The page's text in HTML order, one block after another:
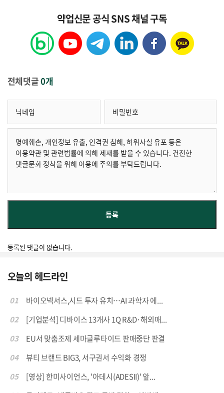
약업신문 공식 SNS 채널 구독
전체댓글0개
등록된 댓글이 없습니다.
오늘의 헤드라인
01
바이오넥서스,시드 투자 유치…AI 과학자 에...
02
[기업분석] 디바이스 13개사 1Q R&D·해외매...
03
EU서 맞춤조제 세마글루타이드 판매중단 판결
04
뷰티 브랜드 BIG3, 서구권서 수익화 경쟁
05
[영상] 한미사이언스, '아데시(ADESII)' 앞...